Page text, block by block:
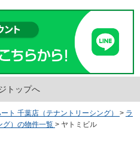
トップへ
ト 千葉店（テナントリーシング） > ラ
グ）の物件一覧 > ヤトミビル